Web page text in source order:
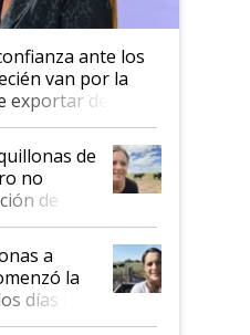
ante los
van por la
exportar dejó de
"Tenemos un
gobierno
de
no
de
a
la
días le